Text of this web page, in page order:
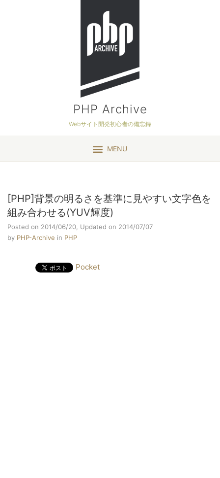
PHP Archive
Webサイト開発初心者の備忘録
MENU
[PHP]背景の明るさを基準に見やすい文字色を
組み合わせる(YUV輝度)
Posted on 2014/06/20, Updated on 2014/07/07
by PHP-Archive in PHP
Pocket